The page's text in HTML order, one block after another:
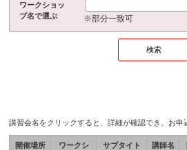
ワークショッ
プ名で選ぶ
※部分一致可
講習会名をクリックすると、詳細が確認でき、お申
開催場所
ワークシ
サブタイト
講師名